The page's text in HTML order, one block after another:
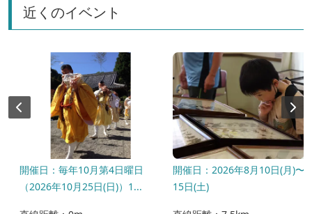
近くのイベント
開催日：毎年10月第4日曜日
（2026年10月25日(日)）1...
開催日：2026年8月10日(月)〜
15日(土)